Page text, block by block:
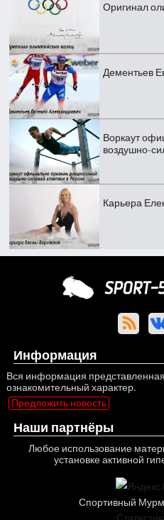
Оригинал
Дементьев
Воркаут
воздушно-
Карьера
Информация
Вся информация
ознакомительный характер.
Предложить новость
Наши партнёры
Любое использование
установке активной
Спортивный